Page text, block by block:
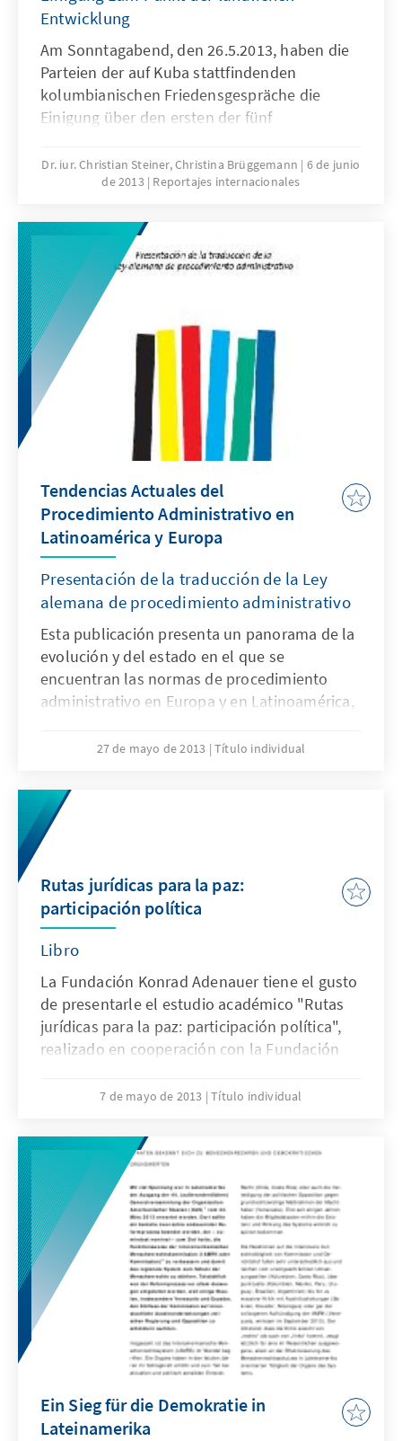
Entwicklung
Am Sonntagabend, den 26.5.2013, haben die
Parteien der auf Kuba stattfindenden
kolumbianischen Friedensgespräche die
Einigung über den ersten der fünf
Dr. iur. Christian Steiner, Christina Brüggemann
6 de junio
de 2013
Reportajes internacionales
Tendencias Actuales del
Procedimiento Administrativo en
Latinoamérica y Europa
Presentación de la traducción de la Ley
alemana de procedimiento administrativo
Esta publicación presenta un panorama de la
evolución y del estado en el que se
encuentran las normas de procedimiento
administrativo en Europa y en Latinoamérica,
han adquirido en las distintas legislaciones,
hacer efectivos los procedimientos que
permitan asegurar que la gestión de la
administración cumpla con los fines públicos
27 de mayo de 2013 Título individual
Rutas jurídicas para la paz:
participación política
Libro
La Fundación Konrad Adenauer tiene el gusto
de presentarle el estudio académico "Rutas
jurídicas para la paz: participación política",
realizado en cooperación con la Fundación
Electoral-MOE.7 de mayo de 2013 Título individual
Ein Sieg für die Demokratie in
Lateinamerika